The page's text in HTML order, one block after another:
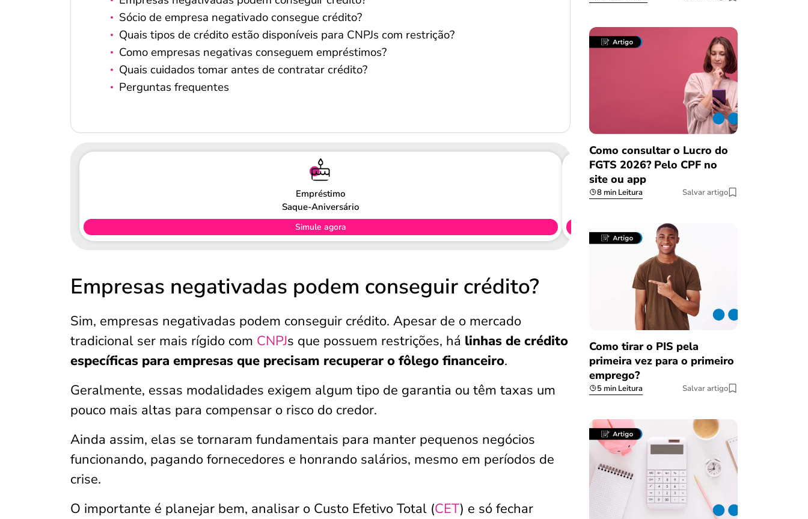
Sócio de empresa negativado consegue crédito?
Quais tipos de crédito estão disponíveis para CNPJs com restrição?
Como empresas negativas conseguem empréstimos?
Quais cuidados tomar antes de contratar crédito?
Perguntas frequentes
Empréstimo
Saque-Aniversário
Simule agora
Empresas negativadas podem conseguir crédito?
Sim, empresas negativadas podem conseguir crédito. Apesar de o mercado
tradicional ser mais rígido com CNPJs que possuem restrições, há linhas de crédito
específicas para empresas que precisam recuperar o fôlego financeiro.
Geralmente, essas modalidades exigem algum tipo de garantia ou têm taxas um
pouco mais altas para compensar o risco do credor.
Ainda assim, elas se tornaram fundamentais para manter pequenos negócios
funcionando, pagando fornecedores e honrando salários, mesmo em períodos de
crise.
O importante é planejar bem, analisar o Custo Efetivo Total (CET) e só fechar
Como consultar o Lucro do
FGTS 2026? Pelo CPF no
site ou app
8 min Leitura Salvar artigo
Como tirar o PIS pela
primeira vez para o primeiro
emprego?
5 min Leitura Salvar artigo